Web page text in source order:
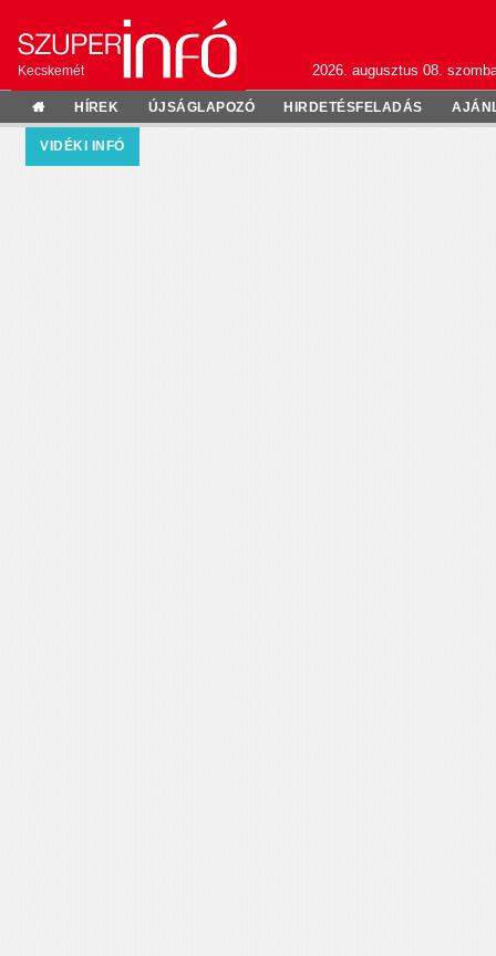
Kecskemét 2026. augusztus 08.
HÍREK ÚJSÁGLAPOZÓ HIRDETÉSFELADÁS
VIDÉKI INFÓ